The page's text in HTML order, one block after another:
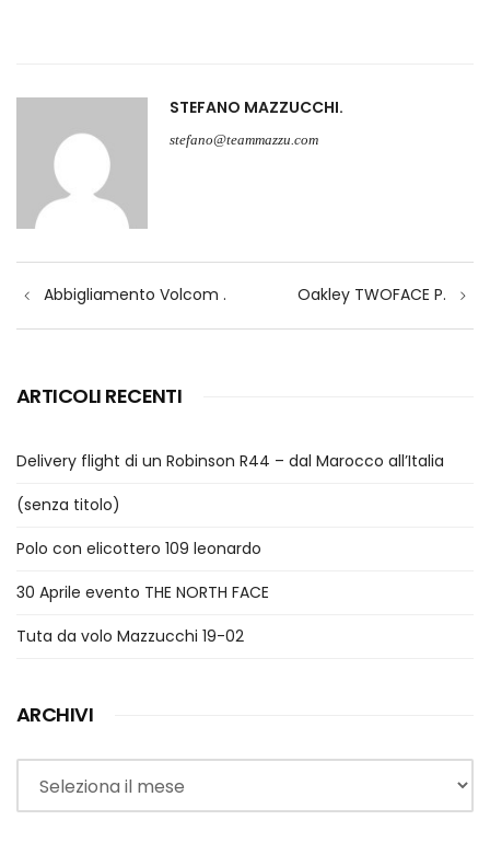
STEFANO MAZZUCCHI
stefano@teammazzu.com
articoli
Abbigliamento Volcom . Oakley TWOFACE P.
ARTICOLI RECENTI
Delivery flight di un Robinson R44 – dal Marocco all’Italia
(senza titolo)
Polo con elicottero 109 leonardo
30 Aprile evento THE NORTH FACE
Tuta da volo Mazzucchi 19-02
ARCHIVI
Archivi